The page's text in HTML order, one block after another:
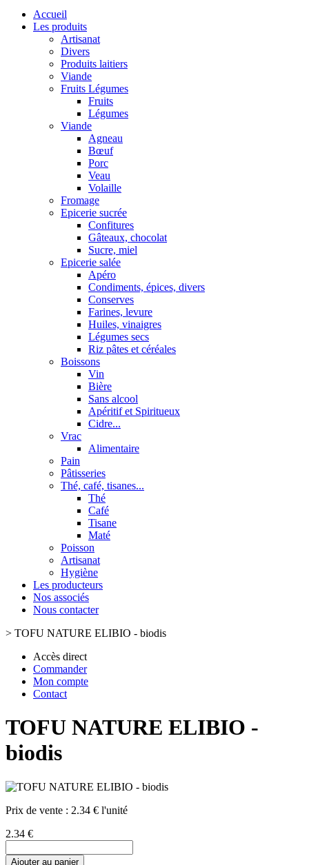
Accueil
Les produits
Artisanat
Divers
Produits laitiers
Viande
Fruits Légumes
Fruits
Légumes
Viande
Agneau
Bœuf
Porc
Veau
Volaille
Fromage
Epicerie sucrée
Confitures
Gâteaux, chocolat
Sucre, miel
Epicerie salée
Apéro
Condiments, épices, divers
Conserves
Farines, levure
Huiles, vinaigres
Légumes secs
Riz pâtes et céréales
Boissons
Vin
Bière
Sans alcool
Apéritif et Spiritueux
Cidre...
Vrac
Alimentaire
Pain
Pâtisseries
Thé, café, tisanes...
Thé
Café
Tisane
Maté
Poisson
Artisanat
Hygiène
Les producteurs
Nos associés
Nous contacter
> TOFU NATURE ELIBIO - biodis
Accès direct
Commander
Mon compte
Contact
TOFU NATURE ELIBIO -
biodis
Prix de vente : 2.34 € l'unité
2.34 €
Ajouter au panier